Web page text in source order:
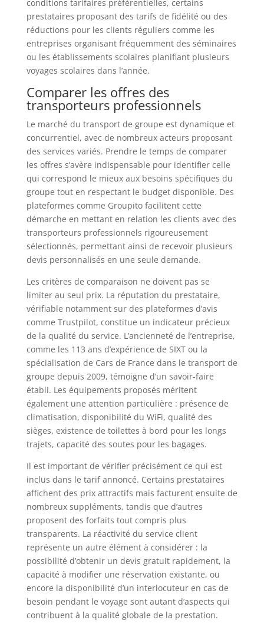
conditions tarifaires préférentielles, certains
prestataires proposant des tarifs de fidélité ou des
réductions pour les clients réguliers comme les
entreprises organisant fréquemment des séminaires
ou les établissements scolaires planifiant plusieurs
voyages scolaires dans l’année.
Comparer les offres des
transporteurs professionnels
Le marché du transport de groupe est dynamique et
concurrentiel, avec de nombreux acteurs proposant
des services variés. Prendre le temps de comparer
les offres s’avère indispensable pour identifier celle
qui correspond le mieux aux besoins spécifiques du
groupe tout en respectant le budget disponible. Des
plateformes comme Groupito facilitent cette
démarche en mettant en relation les clients avec des
transporteurs professionnels rigoureusement
sélectionnés, permettant ainsi de recevoir plusieurs
devis personnalisés en une seule demande.
Les critères de comparaison ne doivent pas se
limiter au seul prix. La réputation du prestataire,
vérifiable notamment sur des plateformes d’avis
comme Trustpilot, constitue un indicateur précieux
de la qualité du service. L’ancienneté de l’entreprise,
comme les 113 ans d’expérience de SIXT ou la
spécialisation de Cars de France dans le transport de
groupe depuis 2009, témoigne d’un savoir-faire
établi. Les équipements proposés méritent
également une attention particulière : présence de
climatisation, disponibilité du WiFi, qualité des
sièges, existence de toilettes à bord pour les longs
trajets, capacité des soutes pour les bagages.
Il est important de vérifier précisément ce qui est
inclus dans le tarif annoncé. Certains prestataires
affichent des prix attractifs mais facturent ensuite de
nombreux suppléments, tandis que d’autres
proposent des forfaits tout compris plus
transparents. La réactivité du service client
représente un autre élément à considérer : la
possibilité d’obtenir un devis gratuit rapidement, la
capacité à modifier une réservation existante, ou
encore la disponibilité d’un interlocuteur en cas de
besoin pendant le voyage sont autant d’aspects qui
contribuent à la qualité globale de la prestation.